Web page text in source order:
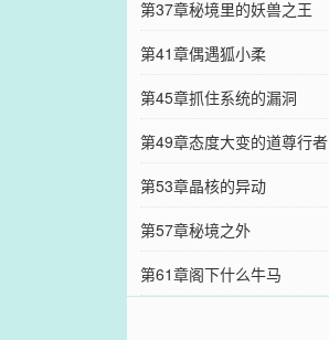
第37章秘境里的妖兽之王
第41章偶遇狐小柔
第45章抓住系统的漏洞
第49章态度大变的道尊行者
第53章晶核的异动
第57章秘境之外
第61章阁下什么牛马